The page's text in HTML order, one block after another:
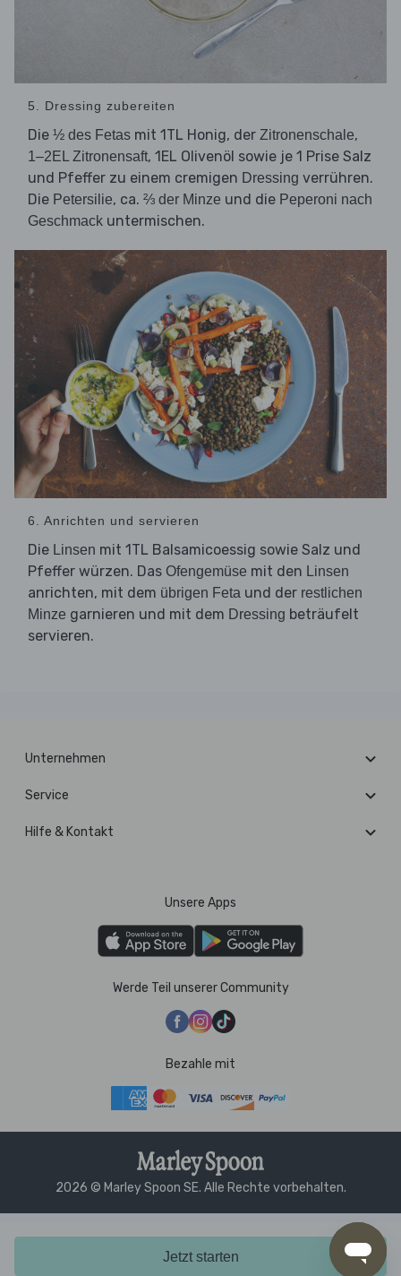
Jetzt starten
5. Dressing zubereiten
Die ½ des Fetas mit 1TL Honig, der Zitronenschale,
1–2EL Zitronensaft, 1EL Olivenöl sowie je 1 Prise Salz
und Pfeffer zu einem cremigen Dressing verrühren.
Die Petersilie, ca. ⅔ der Minze und die Peperoni nach
Geschmack untermischen.
6. Anrichten und servieren
Die Linsen mit 1TL Balsamicoessig sowie Salz und
Pfeffer würzen. Das Ofengemüse mit den Linsen
anrichten, mit dem übrigen Feta und der restlichen
Minze garnieren und mit dem Dressing beträufelt
servieren.
Unternehmen
Service
Hilfe & Kontakt
Unsere Apps
Werde Teil unserer Community
Bezahle mit
2026 © Marley Spoon SE. Alle Rechte vorbehalten.